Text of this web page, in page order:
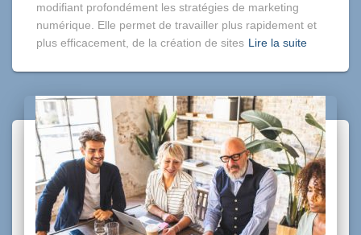
modifiant profondément les stratégies de marketing
numérique. Elle permet de travailler plus rapidement et
plus efficacement, de la création de sites Lire la suite